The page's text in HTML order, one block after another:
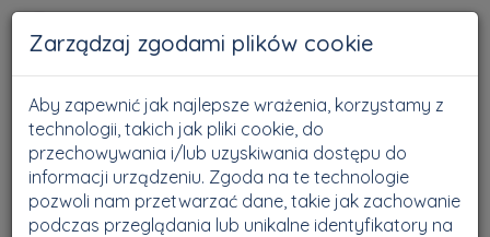
Zarządzaj zgodami plików cookie
Aby zapewnić jak najlepsze wrażenia, korzystamy z
technologii, takich jak pliki cookie, do
przechowywania i/lub uzyskiwania dostępu do
informacji urządzeniu. Zgoda na te technologie
pozwoli nam przetwarzać dane, takie jak zachowanie
podczas przeglądania lub unikalne identyfikatory na
Zakładka Pytania nie
rozwiała wszystkich
Twoich wątpliwości?